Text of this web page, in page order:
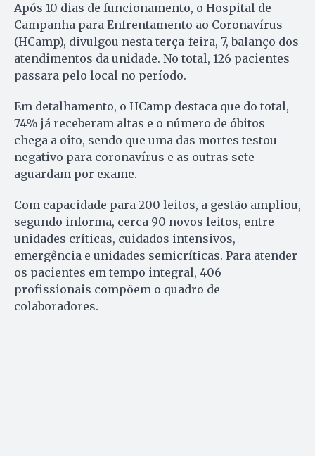
Após 10 dias de funcionamento, o Hospital de
Campanha para Enfrentamento ao Coronavírus
(HCamp), divulgou nesta terça-feira, 7, balanço dos
atendimentos da unidade. No total, 126 pacientes
passara pelo local no período.
Em detalhamento, o HCamp destaca que do total,
74% já receberam altas e o número de óbitos
chega a oito, sendo que uma das mortes testou
negativo para coronavírus e as outras sete
aguardam por exame.
Com capacidade para 200 leitos, a gestão ampliou,
segundo informa, cerca 90 novos leitos, entre
unidades críticas, cuidados intensivos,
emergência e unidades semicríticas. Para atender
os pacientes em tempo integral, 406
profissionais compõem o quadro de
colaboradores.